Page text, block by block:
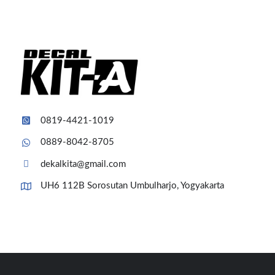
0819-4421-1019
0889-8042-8705
dekalkita@gmail.com
UH6 112B Sorosutan Umbulharjo, Yogyakarta